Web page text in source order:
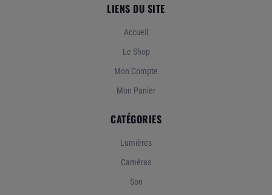
LIENS DU SITE
Accueil
Le Shop
Mon Compte
Mon Panier
CATÉGORIES
Lumières
Caméras
Son